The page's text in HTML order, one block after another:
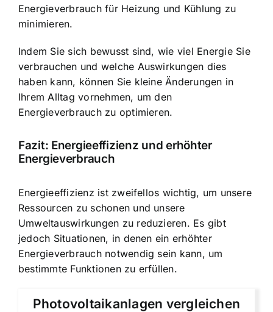
Energieverbrauch für Heizung und Kühlung zu
minimieren.
Indem Sie sich bewusst sind, wie viel Energie Sie
verbrauchen und welche Auswirkungen dies
haben kann, können Sie kleine Änderungen in
Ihrem Alltag vornehmen, um den
Energieverbrauch zu optimieren.
Fazit: Energieeffizienz und erhöhter
Energieverbrauch
Energieeffizienz ist zweifellos wichtig, um unsere
Ressourcen zu schonen und unsere
Umweltauswirkungen zu reduzieren. Es gibt
jedoch Situationen, in denen ein erhöhter
Energieverbrauch notwendig sein kann, um
bestimmte Funktionen zu erfüllen.
Photovoltaikanlagen vergleichen